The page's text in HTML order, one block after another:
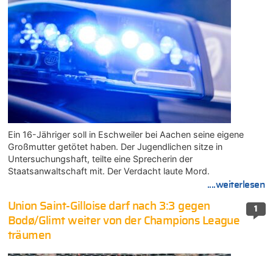
Ein 16-Jähriger soll in Eschweiler bei Aachen seine eigene
Großmutter getötet haben. Der Jugendlichen sitze in
Untersuchungshaft, teilte eine Sprecherin der
Staatsanwaltschaft mit. Der Verdacht laute Mord.
....weiterlesen
1
Union Saint-Gilloise darf nach 3:3 gegen
Bodø/Glimt weiter von der Champions League
träumen